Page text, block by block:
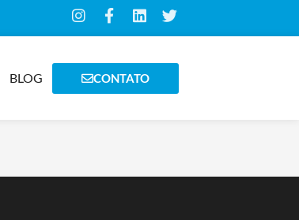
BLOG CONTATO